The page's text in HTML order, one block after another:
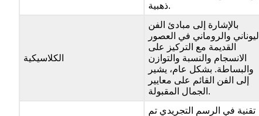
ذهبية.
الكلاسيكية
بالإشارة إلى مبادئ الفن
اليوناني والروماني في العصور
القديمة مع التركيز على
الانسجام والنسبة والتوازن
والبساطة. بشكل عام، يشير
إلى الفن القائم على معايير
الجمال المقبولة.
تقنية في الرسم التجريدي تم